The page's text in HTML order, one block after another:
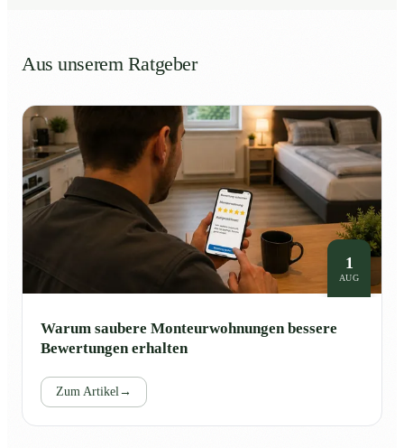
Aus unserem Ratgeber
1
AUG
Warum saubere Monteurwohnungen bessere
Bewertungen erhalten
Zum Artikel→